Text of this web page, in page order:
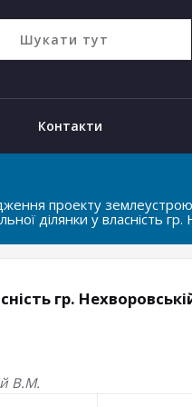
Контакти
проекту
ділянки у власність
гр.
В.М.